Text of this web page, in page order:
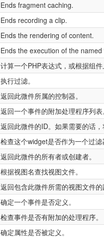
Ends fragment caching.
Ends recording a clip.
Ends the rendering of content.
Ends the execution of the named
计算一个PHP表达式，或根据组件
执行过滤。
返回此微件所属的控制器。
返回一个事件的附加处理程序列表
返回此微件的ID。如果需要的话
检查这个widget是否作为一个过滤
返回此微件的所有者或创建者。
根据视图名查找视图文件。
返回包含此微件所需的视图文件的
确定一个事件是否定义。
检查事件是否有附加的处理程序。
确定属性是否被定义。